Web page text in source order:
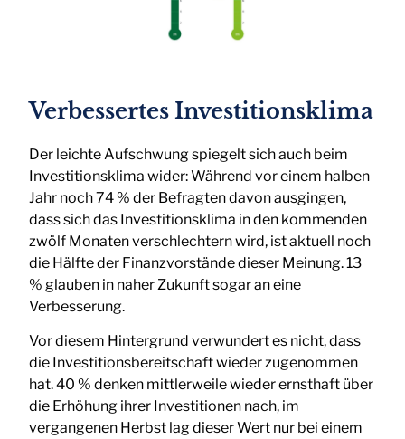
Verbessertes Investitionsklima
Der leichte Aufschwung spiegelt sich auch beim
Investitionsklima wider: Während vor einem halben
Jahr noch 74 % der Befragten davon ausgingen,
dass sich das Investitionsklima in den kommenden
zwölf Monaten verschlechtern wird, ist aktuell noch
die Hälfte der Finanzvorstände dieser Meinung. 13
% glauben in naher Zukunft sogar an eine
Verbesserung.
Vor diesem Hintergrund verwundert es nicht, dass
die Investitionsbereitschaft wieder zugenommen
hat. 40 % denken mittlerweile wieder ernsthaft über
die Erhöhung ihrer Investitionen nach, im
vergangenen Herbst lag dieser Wert nur bei einem